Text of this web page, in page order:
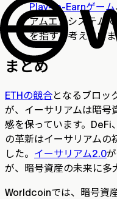
Play-to-Earnゲーム
アムエコシステム
を指すと考えてい
まとめ
ETHの競合となるブロッ
が、イーサリアムは暗号
感を保っています。DeFi
の革新はイーサリアムの
した。 イーサリアム2.0
が、暗号資産の未来に多
Worldcoinでは、暗号資